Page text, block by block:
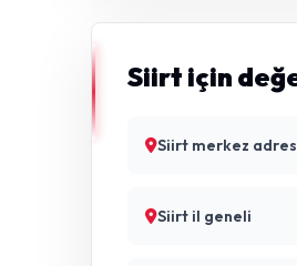
Siirt için
Siirt merkez
Siirt il geneli